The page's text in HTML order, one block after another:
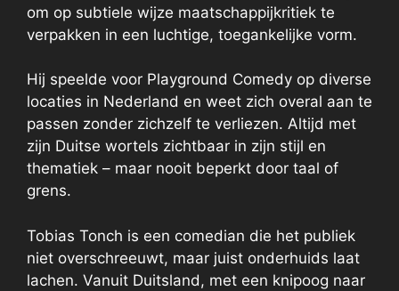
om op subtiele wijze maatschappijkritiek te
verpakken in een luchtige, toegankelijke vorm.
Hij speelde voor Playground Comedy op diverse
locaties in Nederland en weet zich overal aan te
passen zonder zichzelf te verliezen. Altijd met
zijn Duitse wortels zichtbaar in zijn stijl en
thematiek – maar nooit beperkt door taal of
grens.
Tobias Tonch is een comedian die het publiek
niet overschreeuwt, maar juist onderhuids laat
lachen. Vanuit Duitsland, met een knipoog naar